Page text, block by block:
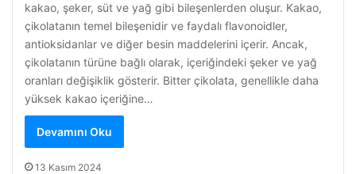
kakao, şeker, süt ve yağ gibi bileşenlerden oluşur. Kakao,
çikolatanın temel bileşenidir ve faydalı flavonoidler,
antioksidanlar ve diğer besin maddelerini içerir. Ancak,
çikolatanın türüne bağlı olarak, içeriğindeki şeker ve yağ
oranları değişiklik gösterir. Bitter çikolata, genellikle daha
yüksek kakao içeriğine…
Devamını Oku
13 Kasım 2024